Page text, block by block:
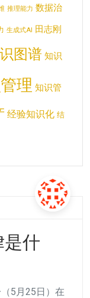
是什
5月25日）在
推理能力 数据治
生成式AI 田志刚
图谱 知识
理 知识管
经验知识化 结